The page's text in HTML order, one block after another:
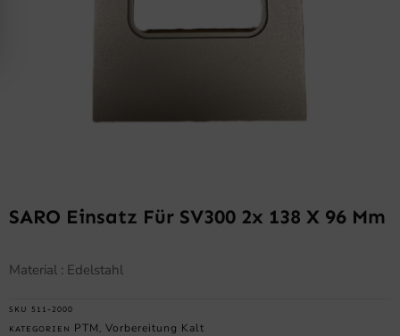
SARO Einsatz Für SV300 2x 138 X 96 Mm
Material : Edelstahl
SKU 511-2000
KATEGORIEN PTM Vorbereitung Kalt